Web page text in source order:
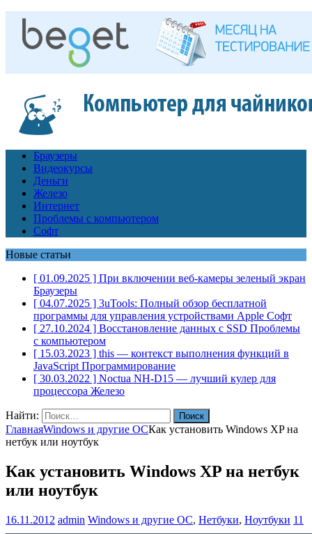
Браузеры
Видеокурсы
Деньги
Железо
Интернет
Проблемы с компьютером
Софт
Новые статьи
[ 01.09.2025 ] При включении веб-камеры зеленый экран
Браузеры
[ 04.07.2025 ] 3uTools: Полный обзор бесплатной
программы для управления устройствами Apple Софт
[ 27.10.2024 ] Восстановление данных с SSD Проблемы
с компьютером
[ 15.03.2023 ] this — контекст выполнения функций в
JavaScript Программирование
[ 30.03.2022 ] Noctua NH-D15 — лучший кулер для
процессора Железо
Найти:
ГлавнаяWindows и другие ОСКак установить Windows XP на
нетбук или ноутбук
Как установить Windows XP на нетбук
или ноутбук
16.11.2012 admin Windows и другие ОС, Нетбуки, Ноутбуки 11